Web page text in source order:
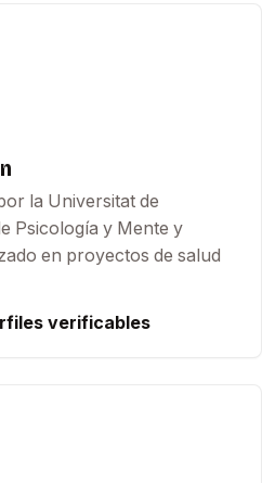
la Universitat de
Psicología y Mente y
en proyectos de salud
verificables